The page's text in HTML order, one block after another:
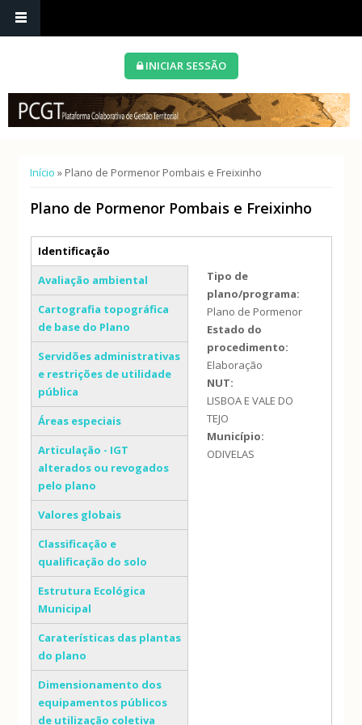
INICIAR SESSÃO
Está aqui
Início » Plano de Pormenor Pombais e Freixinho
Plano de Pormenor Pombais e Freixinho
Separadores verticais
Identificação
(separador ativo)
Avaliação ambiental
Cartografia topográfica
de base do Plano
Servidões administrativas
e restrições de utilidade
pública
Áreas especiais
Articulação - IGT
alterados ou revogados
pelo plano
Valores globais
Classificação e
qualificação do solo
Estrutura Ecológica
Municipal
Caraterísticas das plantas
do plano
Dimensionamento dos
equipamentos públicos
de utilização coletiva
Tipo de
plano/programa:
Plano de Pormenor
Estado do
procedimento:
Elaboração
NUT:
LISBOA E VALE DO
TEJO
Município:
ODIVELAS